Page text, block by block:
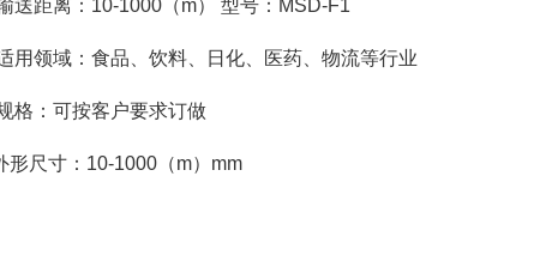
距离：10-1000（m） 型号：MSD-F1
领域：食品、饮料、日化、医药、物流等行业
：可按客户要求订做
尺寸：10-1000（m）mm